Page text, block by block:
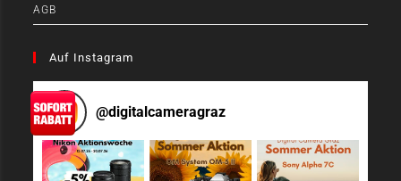
AGB
Auf Instagram
@digitalcameragraz